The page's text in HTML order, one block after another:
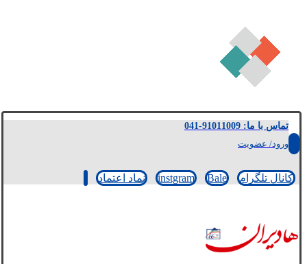
تماس با ما: 91011009-041
ورود/ عضویت
کانال تلگرام instgram Bale نماد اعتماد